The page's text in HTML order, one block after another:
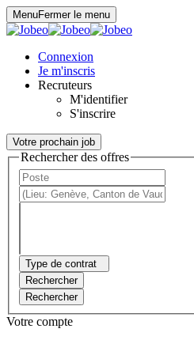
MenuFermer le menu
Connexion
Je m'inscris
Recruteurs
M'identifier
S'inscrire
Votre prochain job
Rechercher des offres
Type de contrat
Rechercher
Rechercher
Votre compte
Panneau de gestion des cookies